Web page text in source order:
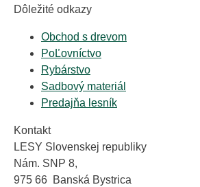
Dôležité odkazy
Obchod s drevom
PoĽovníctvo
Rybárstvo
Sadbový materiál
Predajňa lesník
Kontakt
LESY Slovenskej republiky
Nám. SNP 8,
975 66 Banská Bystrica